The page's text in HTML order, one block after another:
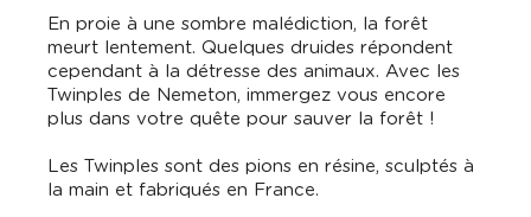
En proie à une sombre malédiction, la forêt
meurt lentement. Quelques druides répondent
cependant à la détresse des animaux. Avec les
Twinples de Nemeton, immergez vous encore
plus dans votre quête pour sauver la forêt !
Les Twinples sont des pions en résine, sculptés à
la main et fabriqués en France.